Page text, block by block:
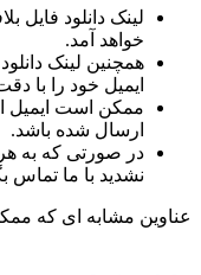
لینک دانلود فایل
خواهد آمد.
همچنین لینک
ایمیل خود را با
ارسال شده باشد.
در صورتی که به هر
نشدید با ما تماس
عناوین مشابه ای که